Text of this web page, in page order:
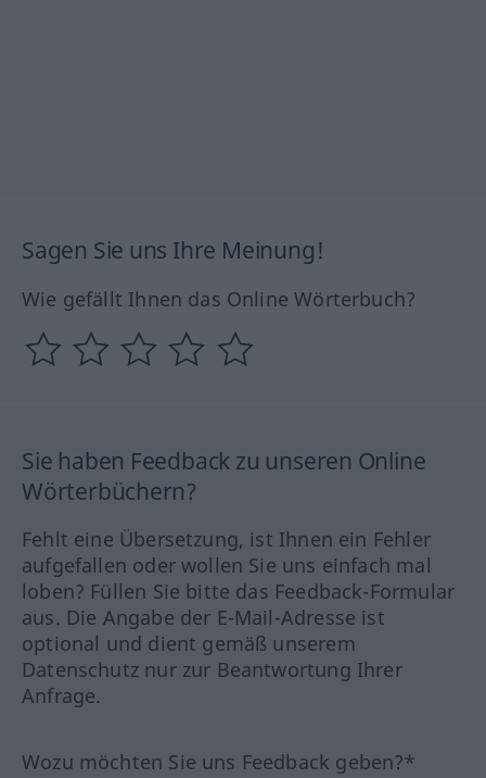
Sagen Sie uns Ihre Meinung!
Wie gefällt Ihnen das Online Wörterbuch?
Sie haben Feedback zu unseren Online
Wörterbüchern?
Fehlt eine Übersetzung, ist Ihnen ein Fehler
aufgefallen oder wollen Sie uns einfach mal
loben? Füllen Sie bitte das Feedback-Formular
aus. Die Angabe der E-Mail-Adresse ist
optional und dient gemäß unserem
Datenschutz nur zur Beantwortung Ihrer
Anfrage.
Wozu möchten Sie uns Feedback geben?*